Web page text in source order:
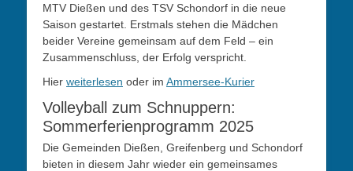
MTV Dießen und des TSV Schondorf in die neue
Saison gestartet. Erstmals stehen die Mädchen
beider Vereine gemeinsam auf dem Feld – ein
Zusammenschluss, der Erfolg verspricht.
Hier weiterlesen oder im Ammersee-Kurier
Volleyball zum Schnuppern:
Sommerferienprogramm 2025
Die Gemeinden Dießen, Greifenberg und Schondorf
bieten in diesem Jahr wieder ein gemeinsames